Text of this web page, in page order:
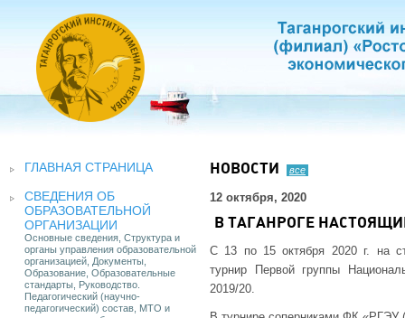
ГЛАВНАЯ СТРАНИЦА
СВЕДЕНИЯ ОБ
ОБРАЗОВАТЕЛЬНОЙ
ОРГАНИЗАЦИИ
Основные сведения, Структура и
органы управления образовательной
организацией, Документы,
Образование, Образовательные
стандарты, Руководство.
Педагогический (научно-
педагогический) состав, МТО и
НОВОСТИ все
12 октября, 2020
В ТАГАНРОГЕ
С 13 по 15 октября 2020 г. на
турнир Первой группы
2019/20.